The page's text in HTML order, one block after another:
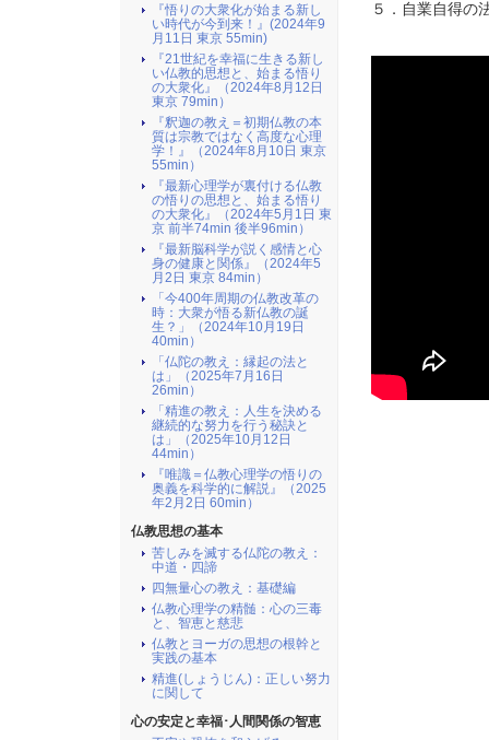
５．自業自得の
『悟りの大衆化が始まる新し
い時代が今到来！』(2024年9
月11日 東京 55min)
『21世紀を幸福に生きる新し
い仏教的思想と、始まる悟り
の大衆化』（2024年8月12日
東京 79min）
『釈迦の教え＝初期仏教の本
質は宗教ではなく高度な心理
学！』（2024年8月10日 東京
55min）
『最新心理学が裏付ける仏教
の悟りの思想と、始まる悟り
の大衆化』（2024年5月1日 東
京 前半74min 後半96min）
『最新脳科学が説く感情と心
身の健康と関係』（2024年5
月2日 東京 84min）
「今400年周期の仏教改革の
時：大衆が悟る新仏教の誕
生？」（2024年10月19日
40min）
「仏陀の教え：縁起の法と
は」（2025年7月16日
26min）
「精進の教え：人生を決める
継続的な努力を行う秘訣と
は」（2025年10月12日
44min）
『唯識＝仏教心理学の悟りの
奥義を科学的に解説』（2025
年2月2日 60min）
仏教思想の基本
苦しみを滅する仏陀の教え：
中道・四諦
四無量心の教え：基礎編
仏教心理学の精髄：心の三毒
と、智恵と慈悲
仏教とヨーガの思想の根幹と
実践の基本
精進(しょうじん)：正しい努力
に関して
心の安定と幸福･人間関係の智恵